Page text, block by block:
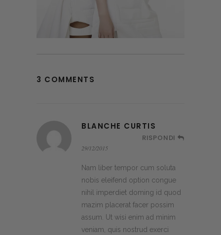
3 COMMENTS
BLANCHE CURTIS
RISPONDI
29/12/2015
Nam liber tempor cum soluta
nobis eleifend option congue
nihil imperdiet doming id quod
mazim placerat facer possim
assum. Ut wisi enim ad minim
veniam, quis nostrud exerci